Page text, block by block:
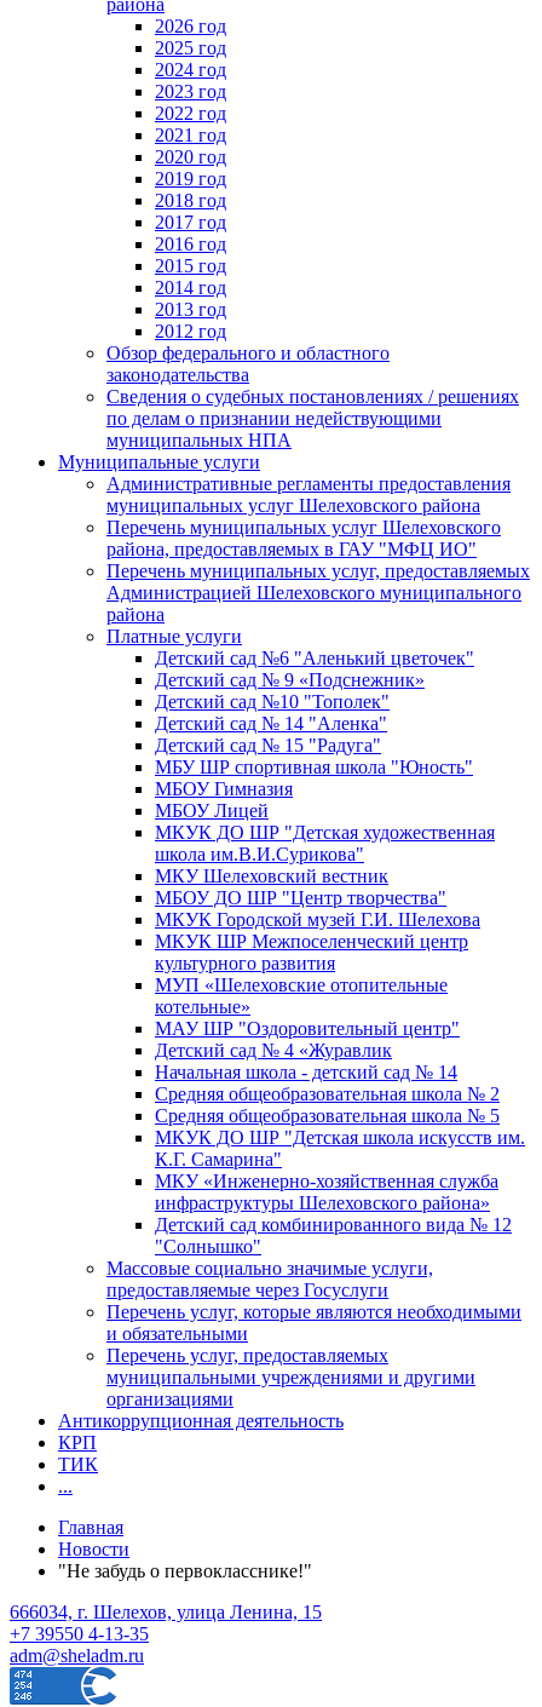
2026 год
2025 год
2024 год
2023 год
2022 год
2021 год
2020 год
2019 год
2018 год
2017 год
2016 год
2015 год
2014 год
2013 год
2012 год
Обзор федерального и областного
законодательства
Сведения о судебных постановлениях / решениях
по делам о признании недействующими
муниципальных НПА
Муниципальные услуги
Административные регламенты предоставления
муниципальных услуг Шелеховского района
Перечень муниципальных услуг Шелеховского
района, предоставляемых в ГАУ "МФЦ ИО"
Перечень муниципальных услуг, предоставляемых
Администрацией Шелеховского муниципального
района
Платные услуги
Детский сад №6 "Аленький цветочек"
Детский сад № 9 «Подснежник»
Детский сад №10 "Тополек"
Детский сад № 14 "Аленка"
Детский сад № 15 "Радуга"
МБУ ШР спортивная школа "Юность"
МБОУ Гимназия
МБОУ Лицей
МКУК ДО ШР "Детская художественная
школа им.В.И.Сурикова"
МКУ Шелеховский вестник
МБОУ ДО ШР "Центр творчества"
МКУК Городской музей Г.И. Шелехова
МКУК ШР Межпоселенческий центр
культурного развития
МУП «Шелеховские отопительные
котельные»
МАУ ШР "Оздоровительный центр"
Детский сад № 4 «Журавлик
Начальная школа - детский сад № 14
Средняя общеобразовательная школа № 2
Средняя общеобразовательная школа № 5
МКУК ДО ШР "Детская школа искусств им.
К.Г. Самарина"
МКУ «Инженерно-хозяйственная служба
инфраструктуры Шелеховского района»
Детский сад комбинированного вида № 12
"Солнышко"
Массовые социально значимые услуги,
предоставляемые через Госуслуги
Перечень услуг, которые являются необходимыми
и обязательными
Перечень услуг, предоставляемых
муниципальными учреждениями и другими
организациями
Антикоррупционная деятельность
КРП
ТИК
...
Главная
Новости
"Не забудь о первокласснике!"
666034, г. Шелехов, улица Ленина, 15
+7 39550 4-13-35
adm@sheladm.ru